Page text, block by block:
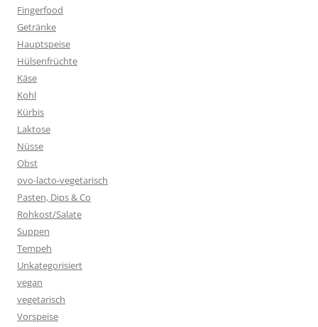
Fingerfood
Getränke
Hauptspeise
Hülsenfrüchte
Käse
Kohl
Kürbis
Laktose
Nüsse
Obst
ovo-lacto-vegetarisch
Pasten, Dips & Co
Rohkost/Salate
Suppen
Tempeh
Unkategorisiert
vegan
vegetarisch
Vorspeise